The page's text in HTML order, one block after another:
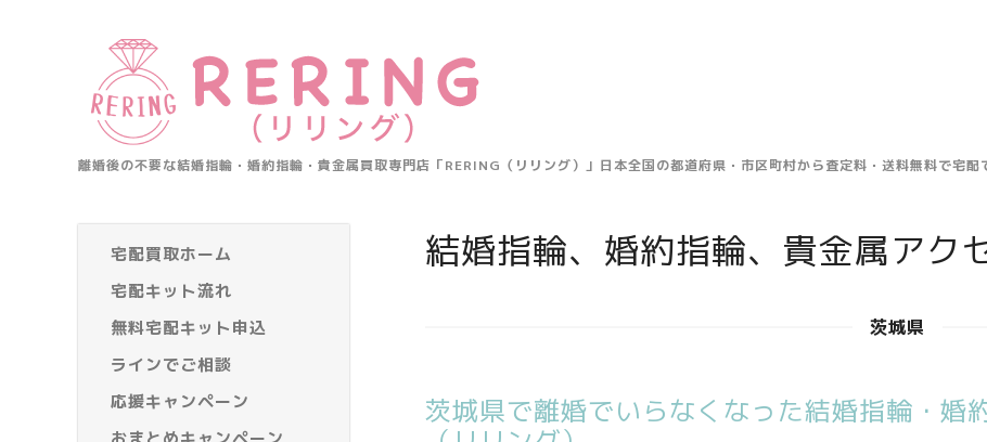
離婚後の不要な結婚指輪・婚約指輪・貴金属買取専門店「RERING（リリング）」日本全国の都道府県・市区町村から査定料・送料無料で宅配
宅配買取ホーム
宅配キット流れ
無料宅配キット申込
ラインでご相談
応援キャンペーン
結婚指輪、婚約指輪、貴金属アク
茨城県
茨城県で離婚でいらなくなった結婚指輪・婚